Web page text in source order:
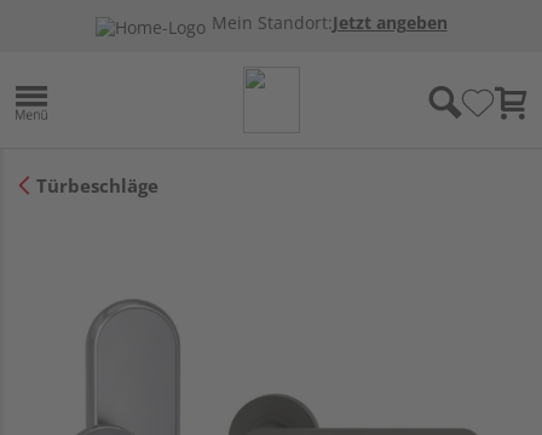
Mein Standort:Jetzt angeben
Türbeschläge